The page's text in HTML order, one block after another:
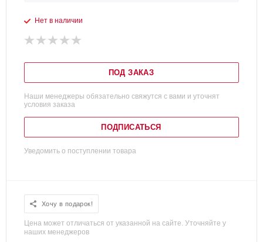
Нет в наличии
ПОД ЗАКАЗ
Наши менеджеры обязательно свяжутся с вами и уточнят
условия заказа
ПОДПИСАТЬСЯ
Уведомить о поступлении товара
Хочу в подарок!
Цена может отличаться от указанной на сайте. Уточняйте у
наших менеджеров